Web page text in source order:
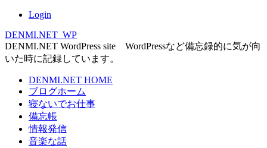
Login
DENMI.NET_WP
DENMI.NET WordPress site WordPressなど備忘録的に気が向
いた時に記録しています。
Main
menu
DENMI.NET HOME
ブログホーム
寝ないでお仕事
備忘帳
情報発信
音楽な話